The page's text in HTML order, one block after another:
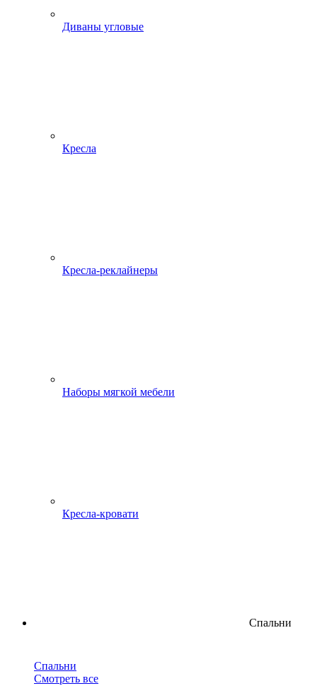
Диваны угловые
Кресла
Кресла-реклайнеры
Наборы мягкой мебели
Кресла-кровати
Спальни
Спальни
Смотреть все